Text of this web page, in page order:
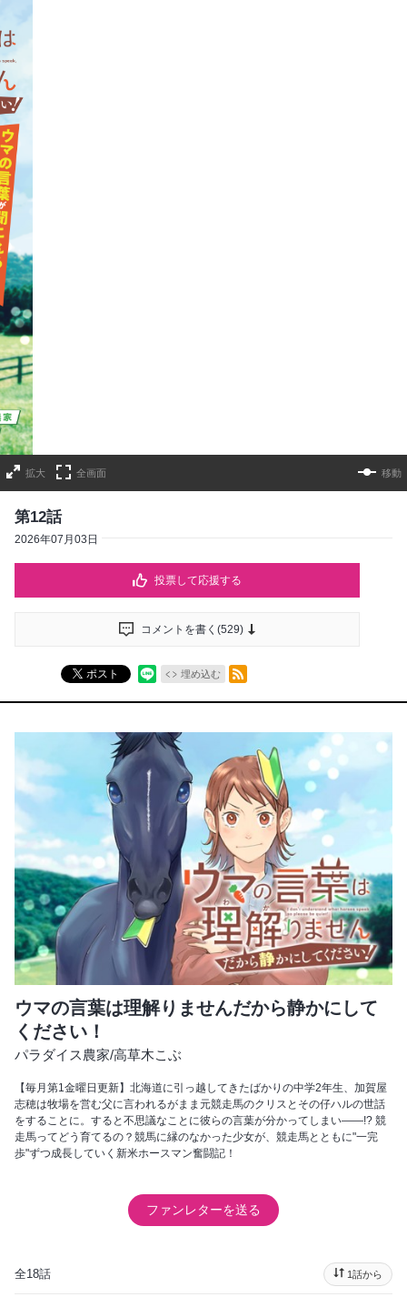
拡大 全画面 移動
第12話
2026年07月03日
投票して応援する
コメントを書く(529)
ポスト 埋め込む
RSSフィード
ウマの言葉は理解りませんだから静かにして
ください！
パラダイス農家/高草木こぶ
【毎月第1金曜日更新】北海道に引っ越してきたばかりの中学2年生、加賀屋
志穂は牧場を営む父に言われるがまま元競走馬のクリスとその仔ハルの世話
をすることに。すると不思議なことに彼らの言葉が分かってしまい――!? 競
走馬ってどう育てるの？競馬に縁のなかった少女が、競走馬とともに"一完
歩"ずつ成長していく新米ホースマン奮闘記！
ファンレターを送る
全18話 1話から